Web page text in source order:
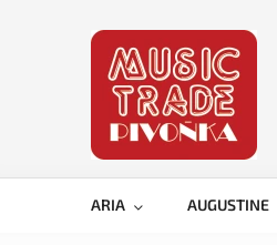
ARIA AUGUSTINE